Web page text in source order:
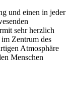
und einen in jeder
sehr herzlich
Zentrum des
Atmosphäre
Menschen